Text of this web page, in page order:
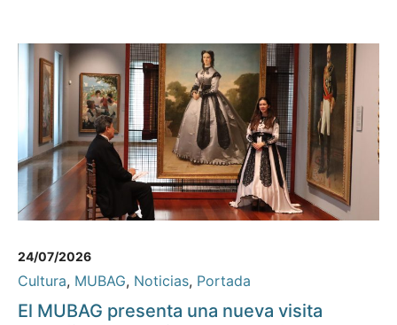
24/07/2026
Cultura, MUBAG, Noticias, Portada
El MUBAG presenta una nueva visita